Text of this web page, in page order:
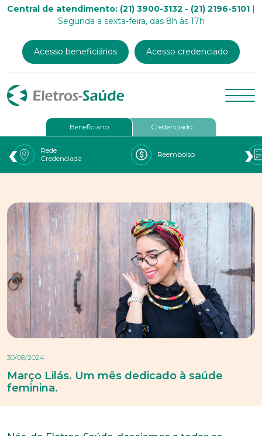
Central de atendimento: (21) 3900-3132 - (21) 2196-5101 |
Segunda a sexta-feira, das 8h às 17h
Acesso beneficiários Acesso credenciado
Beneficiário Credenciado
Rede
Credenciada
Reembolso
‹ ›
30/08/2024
Março Lilás. Um mês dedicado à saúde
feminina.